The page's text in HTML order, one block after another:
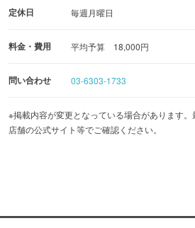
定休日 毎週月曜日
料金・費用 平均予算 18,000円
問い合わせ 03-6303-1733
※掲載内容が変更となっている場合があります。
店舗の公式サイト等でご確認ください。